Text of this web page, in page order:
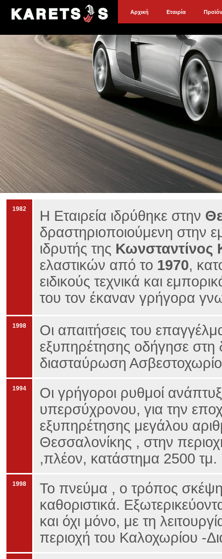
Αρχική Εταιρία
1982 Η Εταιρεία ιδρύθηκε στην
δραστηριοποιούμενη στην
ιδρυτής της Κωνσταντίνος
ελαστικών από το 1970,
ειδικούς τεχνικά και
του τον έκαναν γρήγορα
1998
Οι απαιτήσεις του
εξυπηρέτησης οδήγησε στη
διασταύρωση
1994
Οι γρήγοροι ρυθμοί
υπερσύχρονου, για την
εξυπηρέτησης μεγάλου
Θεσσαλονίκης , στην
,πλέον, κατάστημα 2500 τμ.
1998
Το πνεύμα , ο τρόπος
καθοριστικά.
και όχι μόνο, με τη
περιοχή του Καλοχωρίου -